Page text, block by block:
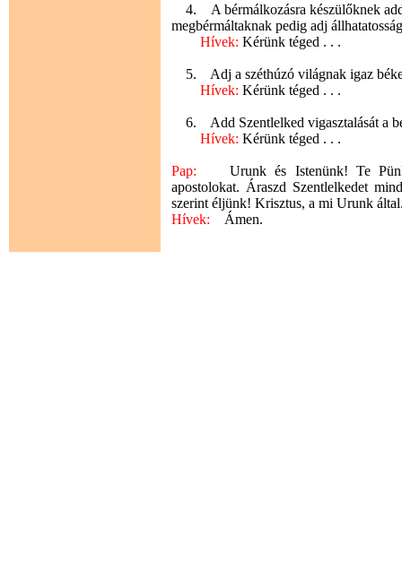
4. A bérmálkozásra készülőknek add
megbérmáltaknak pedig adj
Hívek: Kérünk téged . . .
5. Adj a széthúzó világnak igaz
Hívek: Kérünk téged . . .
6. Add Szentlelked vigasztalását a
Hívek: Kérünk téged . . .
Pap:
Urunk és Istenünk! Te
apostolokat. Áraszd Szentlelkedet
szerint éljünk! Krisztus, a mi Urunk
Hívek: Ámen.